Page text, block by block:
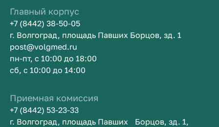
Главный корпус
+7 (8442) 38-50-05
г. Волгоград, площадь Павших Борцов, зд. 1
post@volgmed.ru
пн-пт, с 10:00 до 18:00
сб, с 10:00 до 14:00
Приемная комиссия
+7 (8442) 53-23-33
г. Волгоград, площадь Павших Борцов, зд. 1,